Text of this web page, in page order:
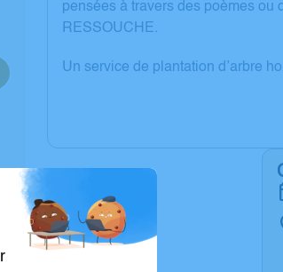
pensées à travers des poèmes ou
RESSOUCHE.
Un service de plantation d’arbre